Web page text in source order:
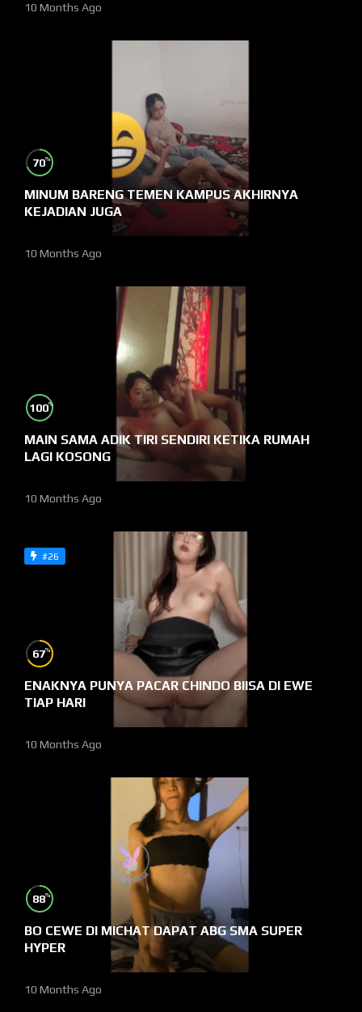
10 Months Ago
70%
MINUM BARENG TEMEN KAMPUS AKHIRNYA
KEJADIAN JUGA
10 Months Ago
100%
MAIN SAMA ADIK TIRI SENDIRI KETIKA RUMAH
LAGI KOSONG
10 Months Ago
#26
67%
ENAKNYA PUNYA PACAR CHINDO BIISA DI EWE
TIAP HARI
10 Months Ago
88%
BO CEWE DI MICHAT DAPAT ABG SMA SUPER
HYPER
10 Months Ago